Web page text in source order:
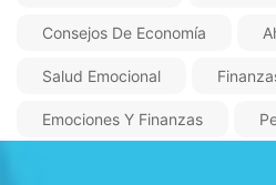
Consejos De Economía
Salud Emocional
Emociones Y Finanzas